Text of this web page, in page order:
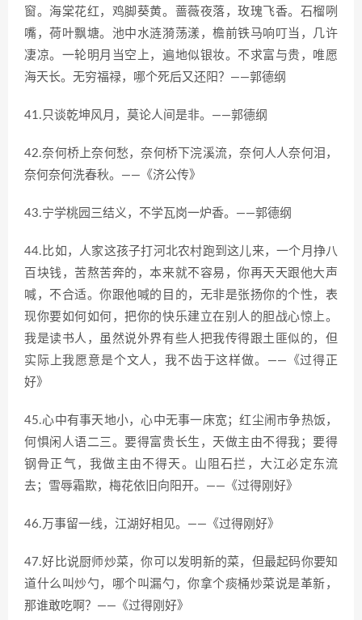
窗。海棠花红，鸡脚葵黄。蔷薇夜落，玫瑰飞香。石榴咧
嘴，荷叶飘塘。池中水涟漪荡漾，檐前铁马响叮当，几许
凄凉。一轮明月当空上，遍地似银妆。不求富与贵，唯愿
海天长。无穷福禄，哪个死后又还阳？——郭德纲
41.只谈乾坤风月，莫论人间是非。——郭德纲
42.奈何桥上奈何愁，奈何桥下浣溪流，奈何人人奈何泪，
奈何奈何洗春秋。——《济公传》
43.宁学桃园三结义，不学瓦岗一炉香。——郭德纲
44.比如，人家这孩子打河北农村跑到这儿来，一个月挣八
百块钱，苦熬苦奔的，本来就不容易，你再天天跟他大声
喊，不合适。你跟他喊的目的，无非是张扬你的个性，表
现你要如何如何，把你的快乐建立在别人的胆战心惊上。
我是读书人，虽然说外界有些人把我传得跟土匪似的，但
实际上我愿意是个文人，我不齿于这样做。——《过得正
好》
45.心中有事天地小，心中无事一床宽；红尘闹市争热饭，
何惧闲人语二三。要得富贵长生，天做主由不得我；要得
钢骨正气，我做主由不得天。山阻石拦，大江必定东流
去；雪辱霜欺，梅花依旧向阳开。——《过得刚好》
46.万事留一线，江湖好相见。——《过得刚好》
47.好比说厨师炒菜，你可以发明新的菜，但最起码你要知
道什么叫炒勺，哪个叫漏勺，你拿个痰桶炒菜说是革新，
那谁敢吃啊？——《过得刚好》